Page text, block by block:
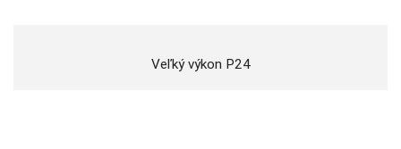
Veľký výkon P24